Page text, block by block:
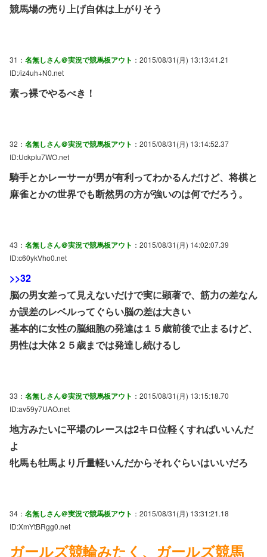
競馬場の売り上げ自体は上がりそう
31： 名無しさん＠実況で競馬板アウト ：2015/08/31(月) 13:13:41.21
ID:/iz4uh+N0.net
素っ裸でやるべき！
32： 名無しさん＠実況で競馬板アウト ：2015/08/31(月) 13:14:52.37
ID:UckpIu7WO.net
騎手とかレーサーが男が有利ってわかるんだけど、将棋と
麻雀とかの世界でも断然男の方が強いのは何でだろう。
43： 名無しさん＠実況で競馬板アウト ：2015/08/31(月) 14:02:07.39
ID:c60ykVho0.net
>>32
脳の男女差って見えないだけで実に顕著で、筋力の差なん
か誤差のレベルってぐらい脳の差は大きい
基本的に女性の脳細胞の発達は１５歳前後で止まるけど、
男性は大体２５歳までは発達し続けるし
33： 名無しさん＠実況で競馬板アウト ：2015/08/31(月) 13:15:18.70
ID:av59y7UAO.net
地方みたいに平場のレースは2キロ位軽くすればいいんだ
よ
牝馬も牡馬より斤量軽いんだからそれぐらいはいいだろ
34： 名無しさん＠実況で競馬板アウト ：2015/08/31(月) 13:31:21.18
ID:XmYtBRgg0.net
ガールズ競輪みたく、ガールズ競馬